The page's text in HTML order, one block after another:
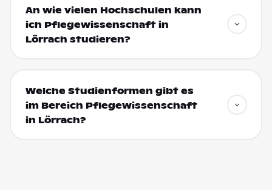
An wie vielen Hochschulen kann
ich Pflegewissenschaft in
Lörrach studieren?
Welche Studienformen gibt es
im Bereich Pflegewissenschaft
in Lörrach?